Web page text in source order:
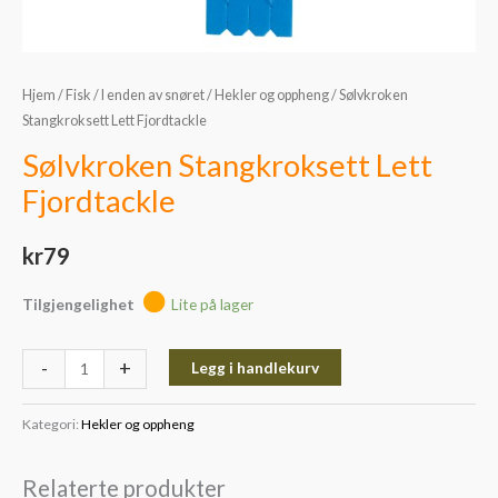
Hjem / Fisk / I enden av snøret/ Hekler og oppheng/ Sølvkroken
Stangkroksett Lett Fjordtackle
Sølvkroken Stangkroksett Lett
Fjordtackle
kr79
Tilgjengelighet Lite på lager
- + Legg i handlekurv
Kategori: Hekler og oppheng
Relaterte produkter